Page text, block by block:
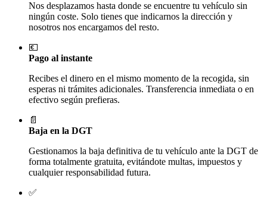
Nos desplazamos hasta donde se encuentre tu vehículo sin
ningún coste. Solo tienes que indicarnos la dirección y
nosotros nos encargamos del resto.
💶
Pago al instante
Recibes el dinero en el mismo momento de la recogida, sin
esperas ni trámites adicionales. Transferencia inmediata o en
efectivo según prefieras.
📄
Baja en la DGT
Gestionamos la baja definitiva de tu vehículo ante la DGT de
forma totalmente gratuita, evitándote multas, impuestos y
cualquier responsabilidad futura.
✅